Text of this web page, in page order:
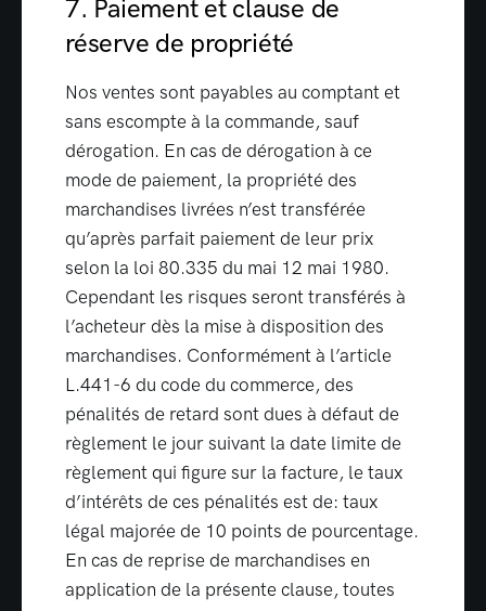
7. Paiement et clause de
réserve de propriété
Nos ventes sont payables au comptant et
sans escompte à la commande, sauf
dérogation. En cas de dérogation à ce
mode de paiement, la propriété des
marchandises livrées n’est transférée
qu’après parfait paiement de leur prix
selon la loi 80.335 du mai 12 mai 1980.
Cependant les risques seront transférés à
l’acheteur dès la mise à disposition des
marchandises. Conformément à l’article
L.441-6 du code du commerce, des
pénalités de retard sont dues à défaut de
règlement le jour suivant la date limite de
règlement qui figure sur la facture, le taux
d’intérêts de ces pénalités est de: taux
légal majorée de 10 points de pourcentage.
En cas de reprise de marchandises en
application de la présente clause, toutes